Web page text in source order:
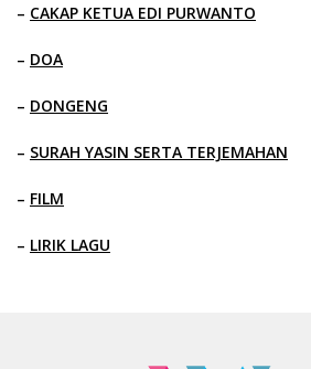
– CAKAP KETUA EDI PURWANTO
– DOA
– DONGENG
– SURAH YASIN SERTA TERJEMAHAN
– FILM
– LIRIK LAGU